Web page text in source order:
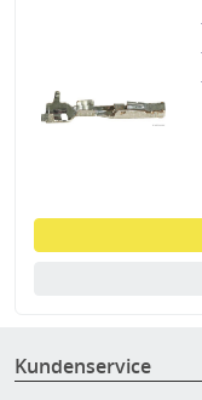
Kundenservice